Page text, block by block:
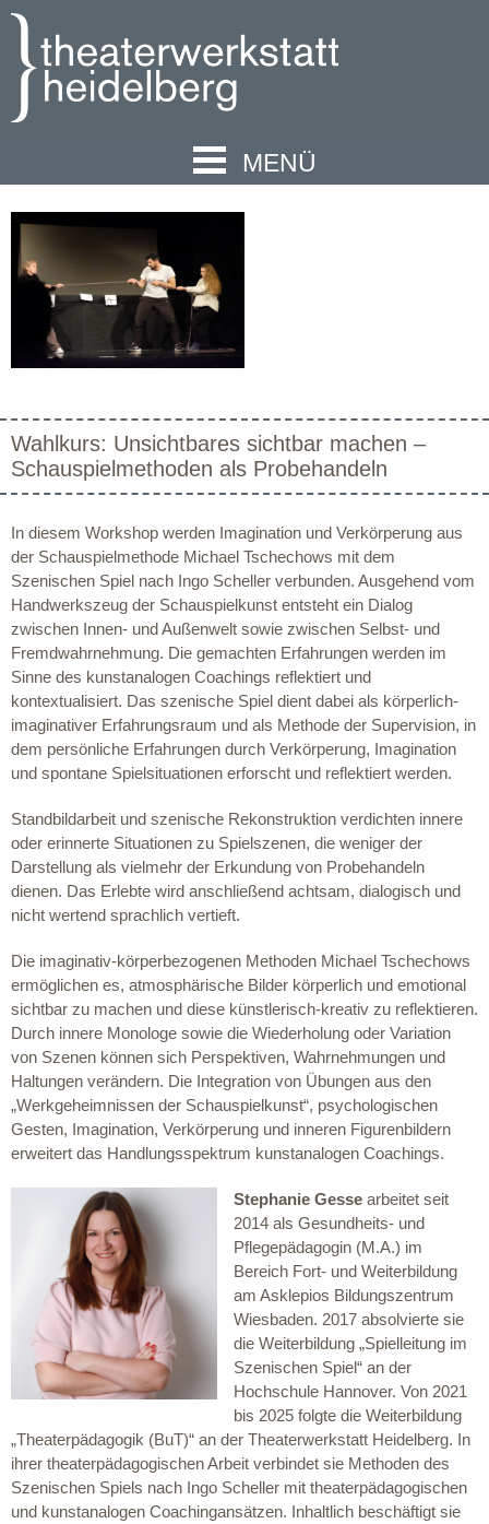
MENÜ
Wahlkurs: Unsichtbares sichtbar machen –
Schauspielmethoden als Probehandeln
In diesem Workshop werden Imagination und Verkörperung aus
der Schauspielmethode Michael Tschechows mit dem
Szenischen Spiel nach Ingo Scheller verbunden. Ausgehend vom
Handwerkszeug der Schauspielkunst entsteht ein Dialog
zwischen Innen- und Außenwelt sowie zwischen Selbst- und
Fremdwahrnehmung. Die gemachten Erfahrungen werden im
Sinne des kunstanalogen Coachings reflektiert und
kontextualisiert. Das szenische Spiel dient dabei als körperlich-
imaginativer Erfahrungsraum und als Methode der Supervision, in
dem persönliche Erfahrungen durch Verkörperung, Imagination
und spontane Spielsituationen erforscht und reflektiert werden.
Standbildarbeit und szenische Rekonstruktion verdichten innere
oder erinnerte Situationen zu Spielszenen, die weniger der
Darstellung als vielmehr der Erkundung von Probehandeln
dienen. Das Erlebte wird anschließend achtsam, dialogisch und
nicht wertend sprachlich vertieft.
Die imaginativ-körperbezogenen Methoden Michael Tschechows
ermöglichen es, atmosphärische Bilder körperlich und emotional
sichtbar zu machen und diese künstlerisch-kreativ zu reflektieren.
Durch innere Monologe sowie die Wiederholung oder Variation
von Szenen können sich Perspektiven, Wahrnehmungen und
Haltungen verändern. Die Integration von Übungen aus den
„Werkgeheimnissen der Schauspielkunst“, psychologischen
Gesten, Imagination, Verkörperung und inneren Figurenbildern
erweitert das Handlungsspektrum kunstanalogen Coachings.
Stephanie Gesse arbeitet seit
2014 als Gesundheits- und
Pflegepädagogin (M.A.) im
Bereich Fort- und Weiterbildung
am Asklepios Bildungszentrum
Wiesbaden. 2017 absolvierte sie
die Weiterbildung „Spielleitung im
Szenischen Spiel“ an der
Hochschule Hannover. Von 2021
bis 2025 folgte die Weiterbildung
„Theaterpädagogik (BuT)“ an der Theaterwerkstatt Heidelberg. In
ihrer theaterpädagogischen Arbeit verbindet sie Methoden des
Szenischen Spiels nach Ingo Scheller mit theaterpädagogischen
und kunstanalogen Coachingansätzen. Inhaltlich beschäftigt sie